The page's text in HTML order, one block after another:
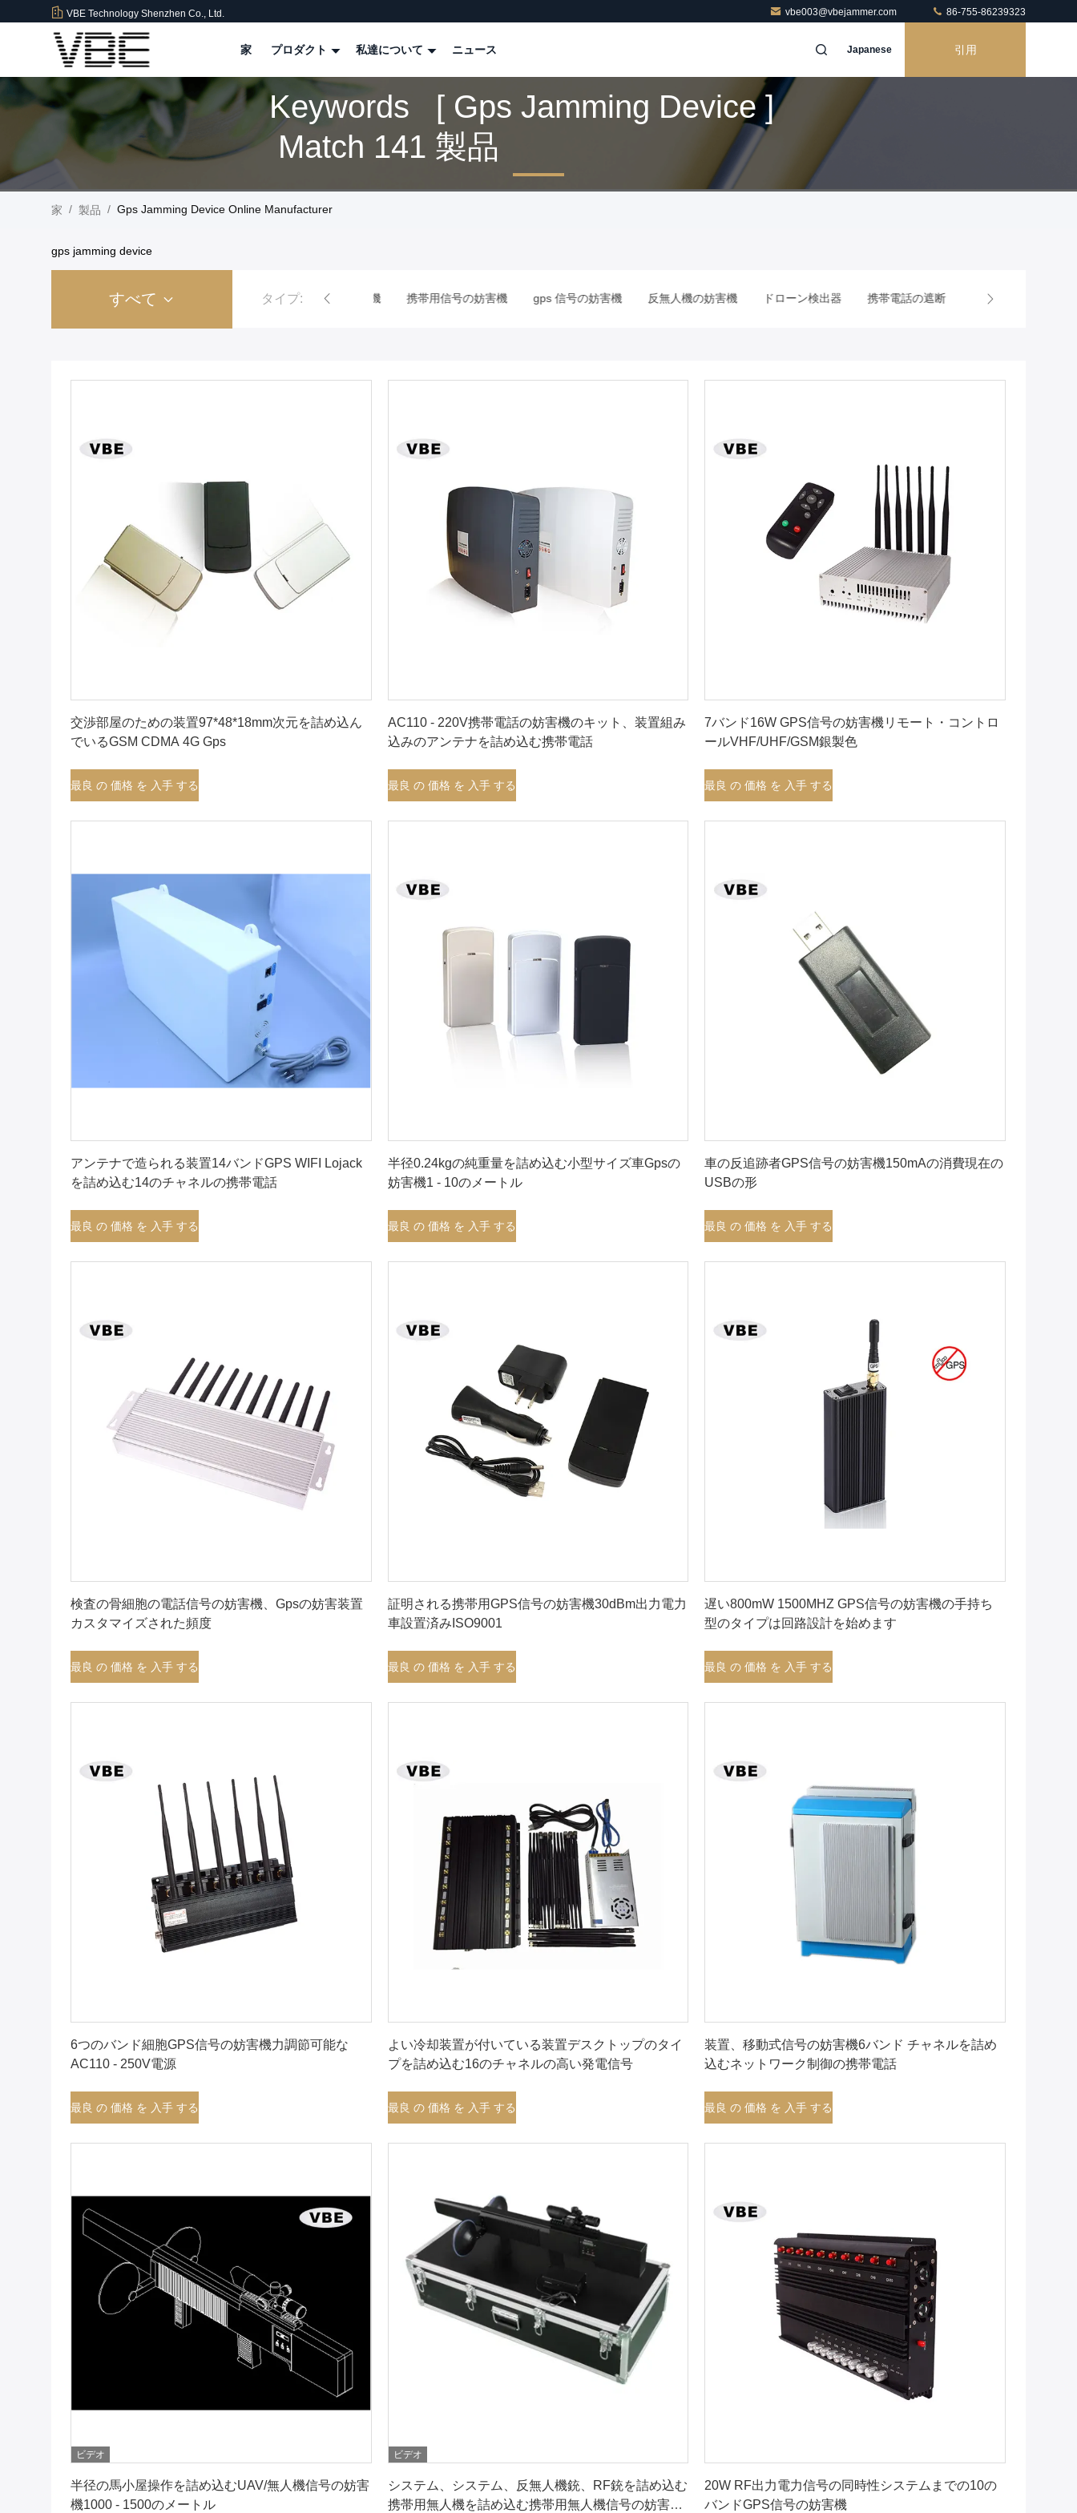
VBE Technology Shenzhen Co., Ltd. vbe003@vbejammer.com 86-755-86239323
家 プロダクト 私達について ニュース Japanese 引用
Keywords [ Gps Jamming Device ]
Match 141 製品
家 / 製品 / Gps Jamming Device Online Manufacturer
gps jamming device
すべて タイプ:
刑務所の独房の電話妨害機 高い発電信号の妨害機 携帯用信号の妨害機 gps 信号の妨害機 反無人機の妨害機 ドローン検出器 携帯電話の遮断 RFの電力増幅器モジュ
交渉部屋のための装置97*48*18mm次元を詰め込ん
でいるGSM CDMA 4G Gps
最良 の 価格 を 入手 する
AC110 - 220V携帯電話の妨害機のキット、装置組み
込みのアンテナを詰め込む携帯電話
最良 の 価格 を 入手 する
7バンド16W GPS信号の妨害機リモート・コントロ
ールVHF/UHF/GSM銀製色
最良 の 価格 を 入手 する
アンテナで造られる装置14バンドGPS WIFI Lojack
を詰め込む14のチャネルの携帯電話
最良 の 価格 を 入手 する
半径0.24kgの純重量を詰め込む小型サイズ車Gpsの
妨害機1 - 10のメートル
最良 の 価格 を 入手 する
車の反追跡者GPS信号の妨害機150mAの消費現在の
USBの形
最良 の 価格 を 入手 する
検査の骨細胞の電話信号の妨害機、Gpsの妨害装置
カスタマイズされた頻度
最良 の 価格 を 入手 する
証明される携帯用GPS信号の妨害機30dBm出力電力
車設置済みISO9001
最良 の 価格 を 入手 する
遅い800mW 1500MHZ GPS信号の妨害機の手持ち
型のタイプは回路設計を始めます
最良 の 価格 を 入手 する
6つのバンド細胞GPS信号の妨害機力調節可能な
AC110 - 250V電源
最良 の 価格 を 入手 する
よい冷却装置が付いている装置デスクトップのタイ
プを詰め込む16のチャネルの高い発電信号
最良 の 価格 を 入手 する
装置、移動式信号の妨害機6バンド チャネルを詰め
込むネットワーク制御の携帯電話
最良 の 価格 を 入手 する
ビデオ
半径の馬小屋操作を詰め込むUAV/無人機信号の妨害
機1000 - 1500のメートル
ビデオ
システム、システム、反無人機銃、RF銃を詰め込む
携帯用無人機を詰め込む携帯用無人機信号の妨害機
20W RF出力電力信号の同時性システムまでの10の
バンドGPS信号の妨害機